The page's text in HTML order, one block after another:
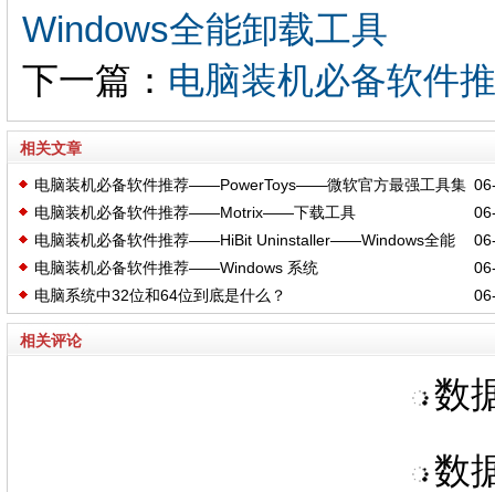
Windows全能卸载工具
下一篇： 电脑装机必备软件
相关文章
电脑装机必备软件推荐——PowerToys——微软官方最强工具集
电脑装机必备软件推荐——Motrix——下载工具
电脑装机必备软件推荐——HiBit Uninstaller——Windows全能
卸载工具
电脑装机必备软件推荐——Windows 系统
电脑系统中32位和64位到底是什么？
相关评论
数
数